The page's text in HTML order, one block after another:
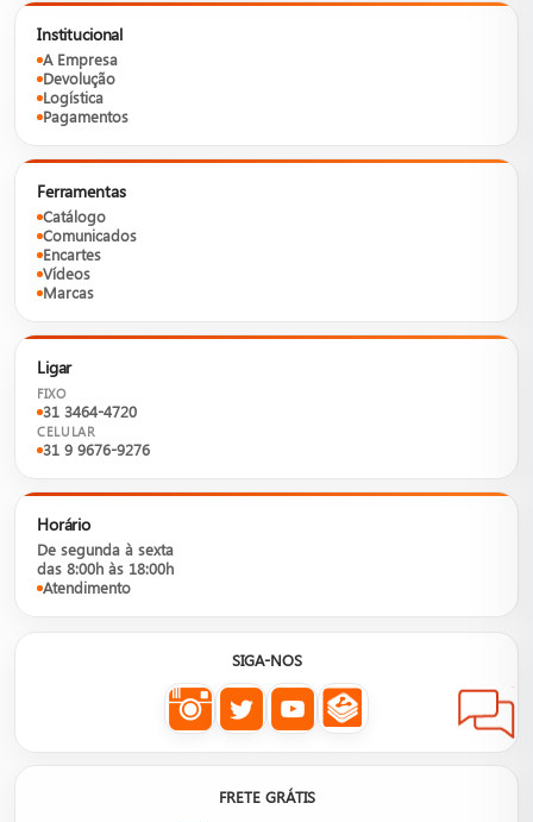
Institucional
A Empresa
Devolução
Logística
Pagamentos
Ferramentas
Catálogo
Comunicados
Encartes
Vídeos
Marcas
Ligar
FIXO
31 3464-4720
CELULAR
31 9 9676-9276
Horário
De segunda à sexta
das 8:00h às 18:00h
Atendimento
SIGA-NOS
FRETE GRÁTIS